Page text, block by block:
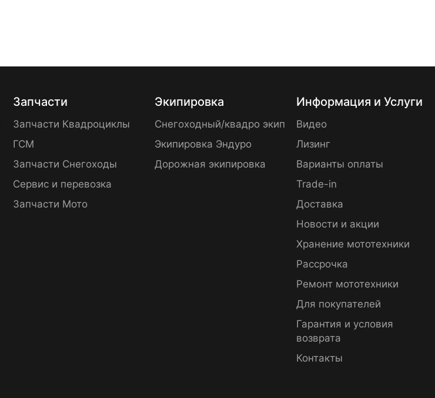
Запчасти
Запчасти Квадроциклы
ГСМ
Запчасти Снегоходы
Сервис и перевозка
Запчасти Мото
Экипировка
Снегоходный/квадро экип
Экипировка Эндуро
Дорожная экипировка
Информация и Услуги
Видео
Лизинг
Варианты оплаты
Trade-in
Доставка
Новости и акции
Хранение мототехники
Рассрочка
Ремонт мототехники
Для покупателей
Гарантия и условия
возврата
Контакты